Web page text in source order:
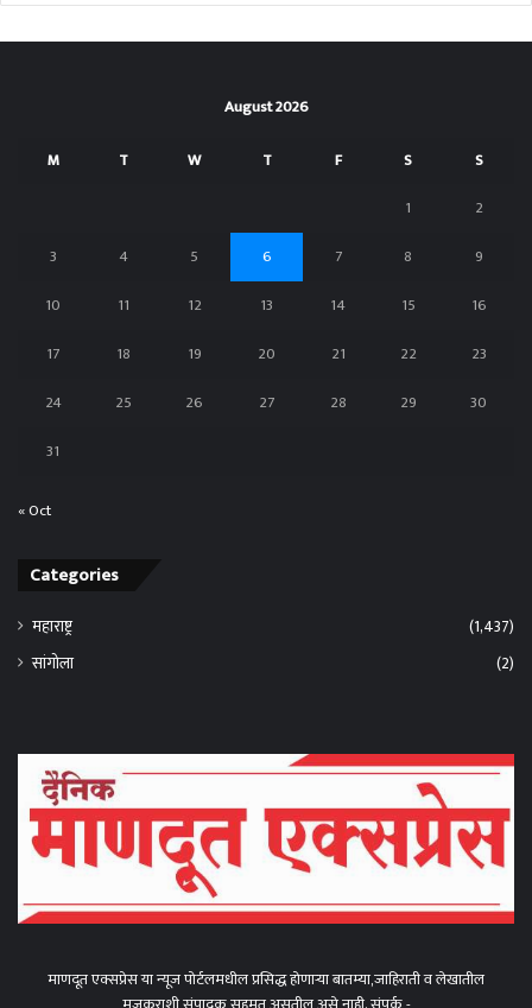
August 2026
M T W T F S
S
1
2
3
4 5 6 7 8
9
10
11 12 13 14 15
16
17
18 19 20 21 22
23
24
25 26 27 28 29
30
31
« Oct
Categories
महाराष्ट्र
(1,437)
सांगोला
(2)
माणदूत एक्सप्रेस या न्यूज पोर्टलमधील प्रसिद्ध होणाऱ्या बातम्या,जाहिराती व लेखातील